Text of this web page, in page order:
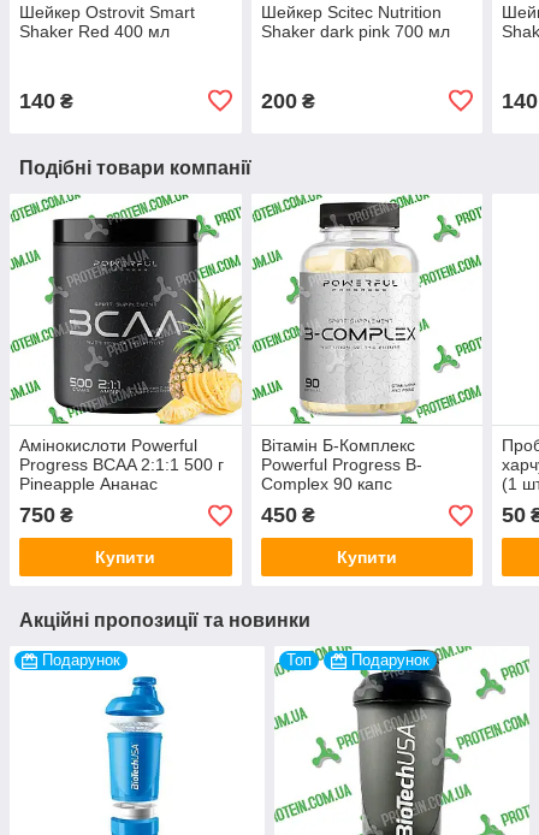
Шейкер Ostrovit Smart
Shaker Red 400 мл
140 ₴
Шейкер Scitec Nutrition
Shaker dark pink 700 мл
200₴ 140
Подібні товари компанії
Амінокислоти Powerful
Progress BCAA 2:1:1 500 г
Pineapple Ананас
750 ₴
Купити
Вітамін Б-Комплекс
Powerful Progress B-
Complex 90 капс
450₴
Купити
(1
50
Акційні пропозиції та новинки
Подарунок Топ Подарунок